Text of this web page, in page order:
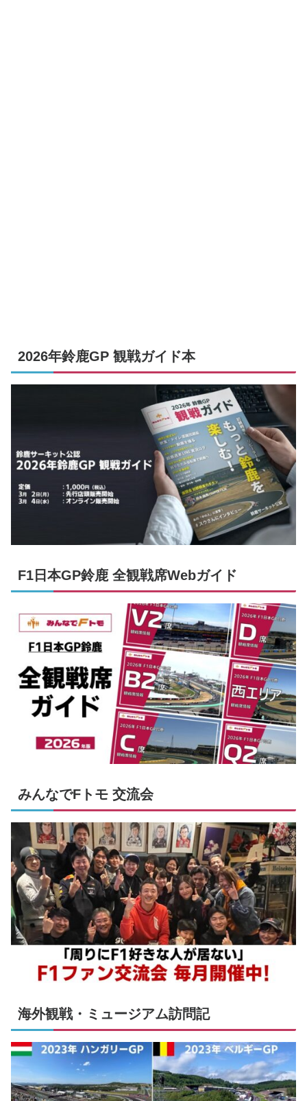
2026年鈴鹿GP 観戦ガイド本
F1日本GP鈴鹿 全観戦席Webガイド
みんなでFトモ 交流会
海外観戦・ミュージアム訪問記